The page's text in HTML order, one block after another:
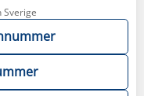
Sverige